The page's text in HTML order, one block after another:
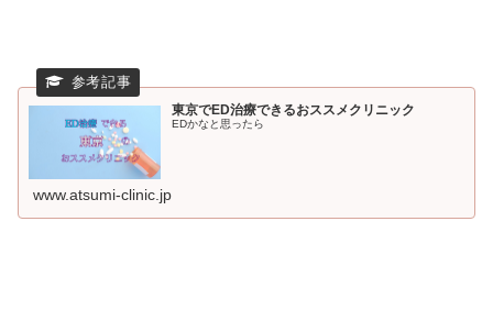
東京でED治療できるおススメクリニック
EDかなと思ったら
www.atsumi-clinic.jp